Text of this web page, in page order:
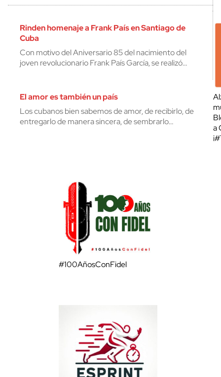
Rinden homenaje a Frank País en Santiago de
Cuba
Con motivo del Aniversario 85 del nacimiento del
joven revolucionario Frank País García, se realizó…
El amor es también un país
Los cubanos bien sabemos de amor, de recibirlo, de
entregarlo de manera sincera, de sembrarlo…
a
#100AñosConFidel